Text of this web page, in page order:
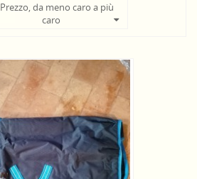
Prezzo, da meno caro a più
caro